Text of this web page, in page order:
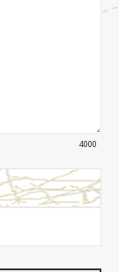
4000